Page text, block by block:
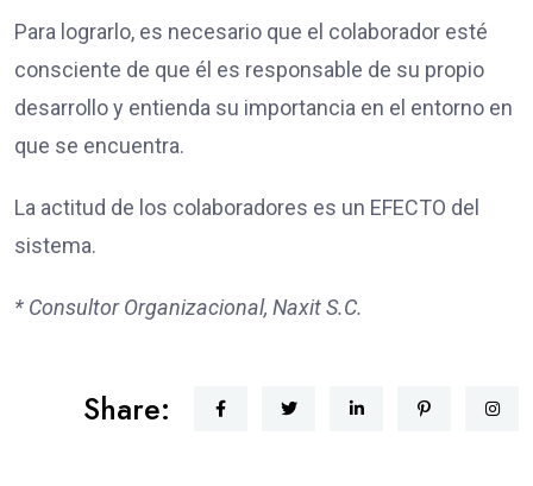
Para lograrlo, es necesario que el colaborador esté
consciente de que él es responsable de su propio
desarrollo y entienda su importancia en el entorno en
que se encuentra.
La actitud de los colaboradores es un EFECTO del
sistema.
* Consultor Organizacional, Naxit S.C.
Share: